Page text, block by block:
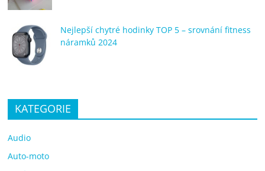
Nejlepší chytré hodinky TOP 5 – srovnání fitness
náramků 2024
KATEGORIE
Audio
Auto-moto